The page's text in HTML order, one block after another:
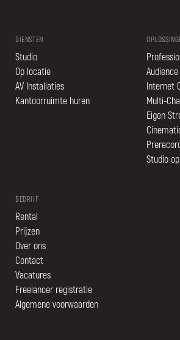
DIENSTEN
Studio
Op locatie
AV Installaties
Kantoorruimte huren
Internet
Multi-
Eigen
Studio
BEDRIJF
Rental
Prijzen
Over ons
Contact
Vacatures
Freelancer registratie
Algemene voorwaarden